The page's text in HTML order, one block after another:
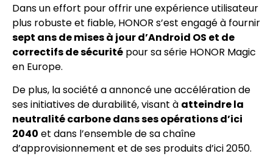
Dans un effort pour offrir une expérience utilisateur
plus robuste et fiable, HONOR s’est engagé à fournir
sept ans de mises à jour d’Android OS et de
correctifs de sécurité pour sa série HONOR Magic
en Europe.
De plus, la société a annoncé une accélération de
ses initiatives de durabilité, visant à atteindre la
neutralité carbone dans ses opérations d’ici
2040 et dans l’ensemble de sa chaîne
d’approvisionnement et de ses produits d’ici 2050.